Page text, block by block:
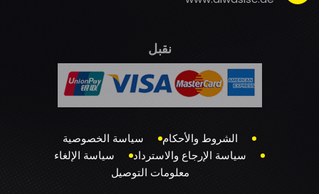
نقبل
الشروط والأحكام
سياسة الخصوصية
سياسة الإرجاع والاسترداد
سياسة الإلغاء
معلومات التوصيل